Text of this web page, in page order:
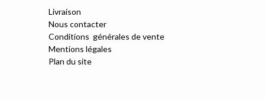
Livraison
Nous contacter
Conditions générales de vente
Mentions légales
Plan du site